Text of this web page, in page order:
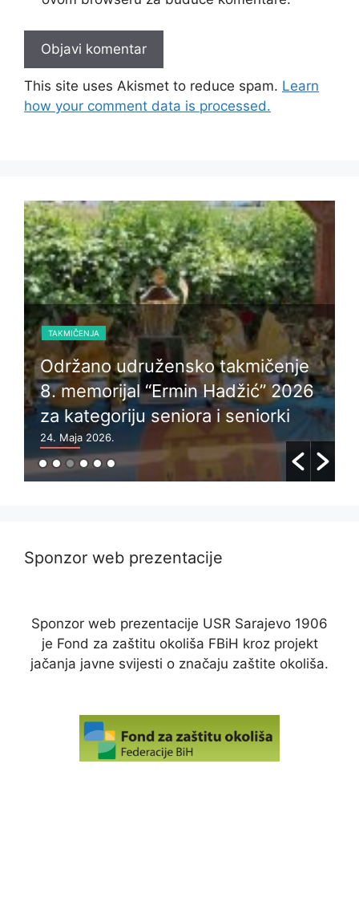
This site uses Akismet to reduce spam. Learn
how your comment data is processed.
TAKMIČENJA
Održano udružensko takmičenje
8. memorijal “Ermin Hadžić” 2026
za kategoriju seniora i seniorki
24. Maja 2026.
Sponzor web prezentacije
Sponzor web prezentacije USR Sarajevo 1906
je Fond za zaštitu okoliša FBiH kroz projekt
jačanja javne svijesti o značaju zaštite okoliša.